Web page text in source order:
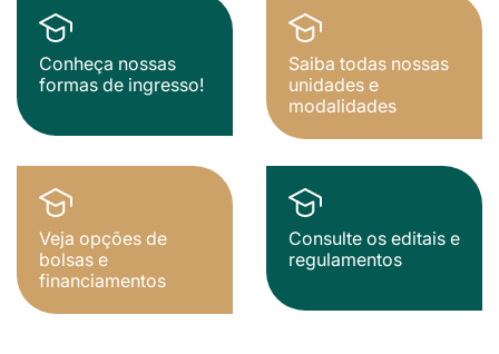
Conheça nossas
formas de ingresso!
Saiba todas nossas
unidades e
modalidades
Veja opções de
bolsas e
financiamentos
Consulte os editais e
regulamentos